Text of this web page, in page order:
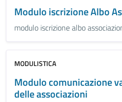
Modulo iscrizione Albo
modulo iscrizione albo
MODULISTICA
Modulo comunicazione
delle associazioni